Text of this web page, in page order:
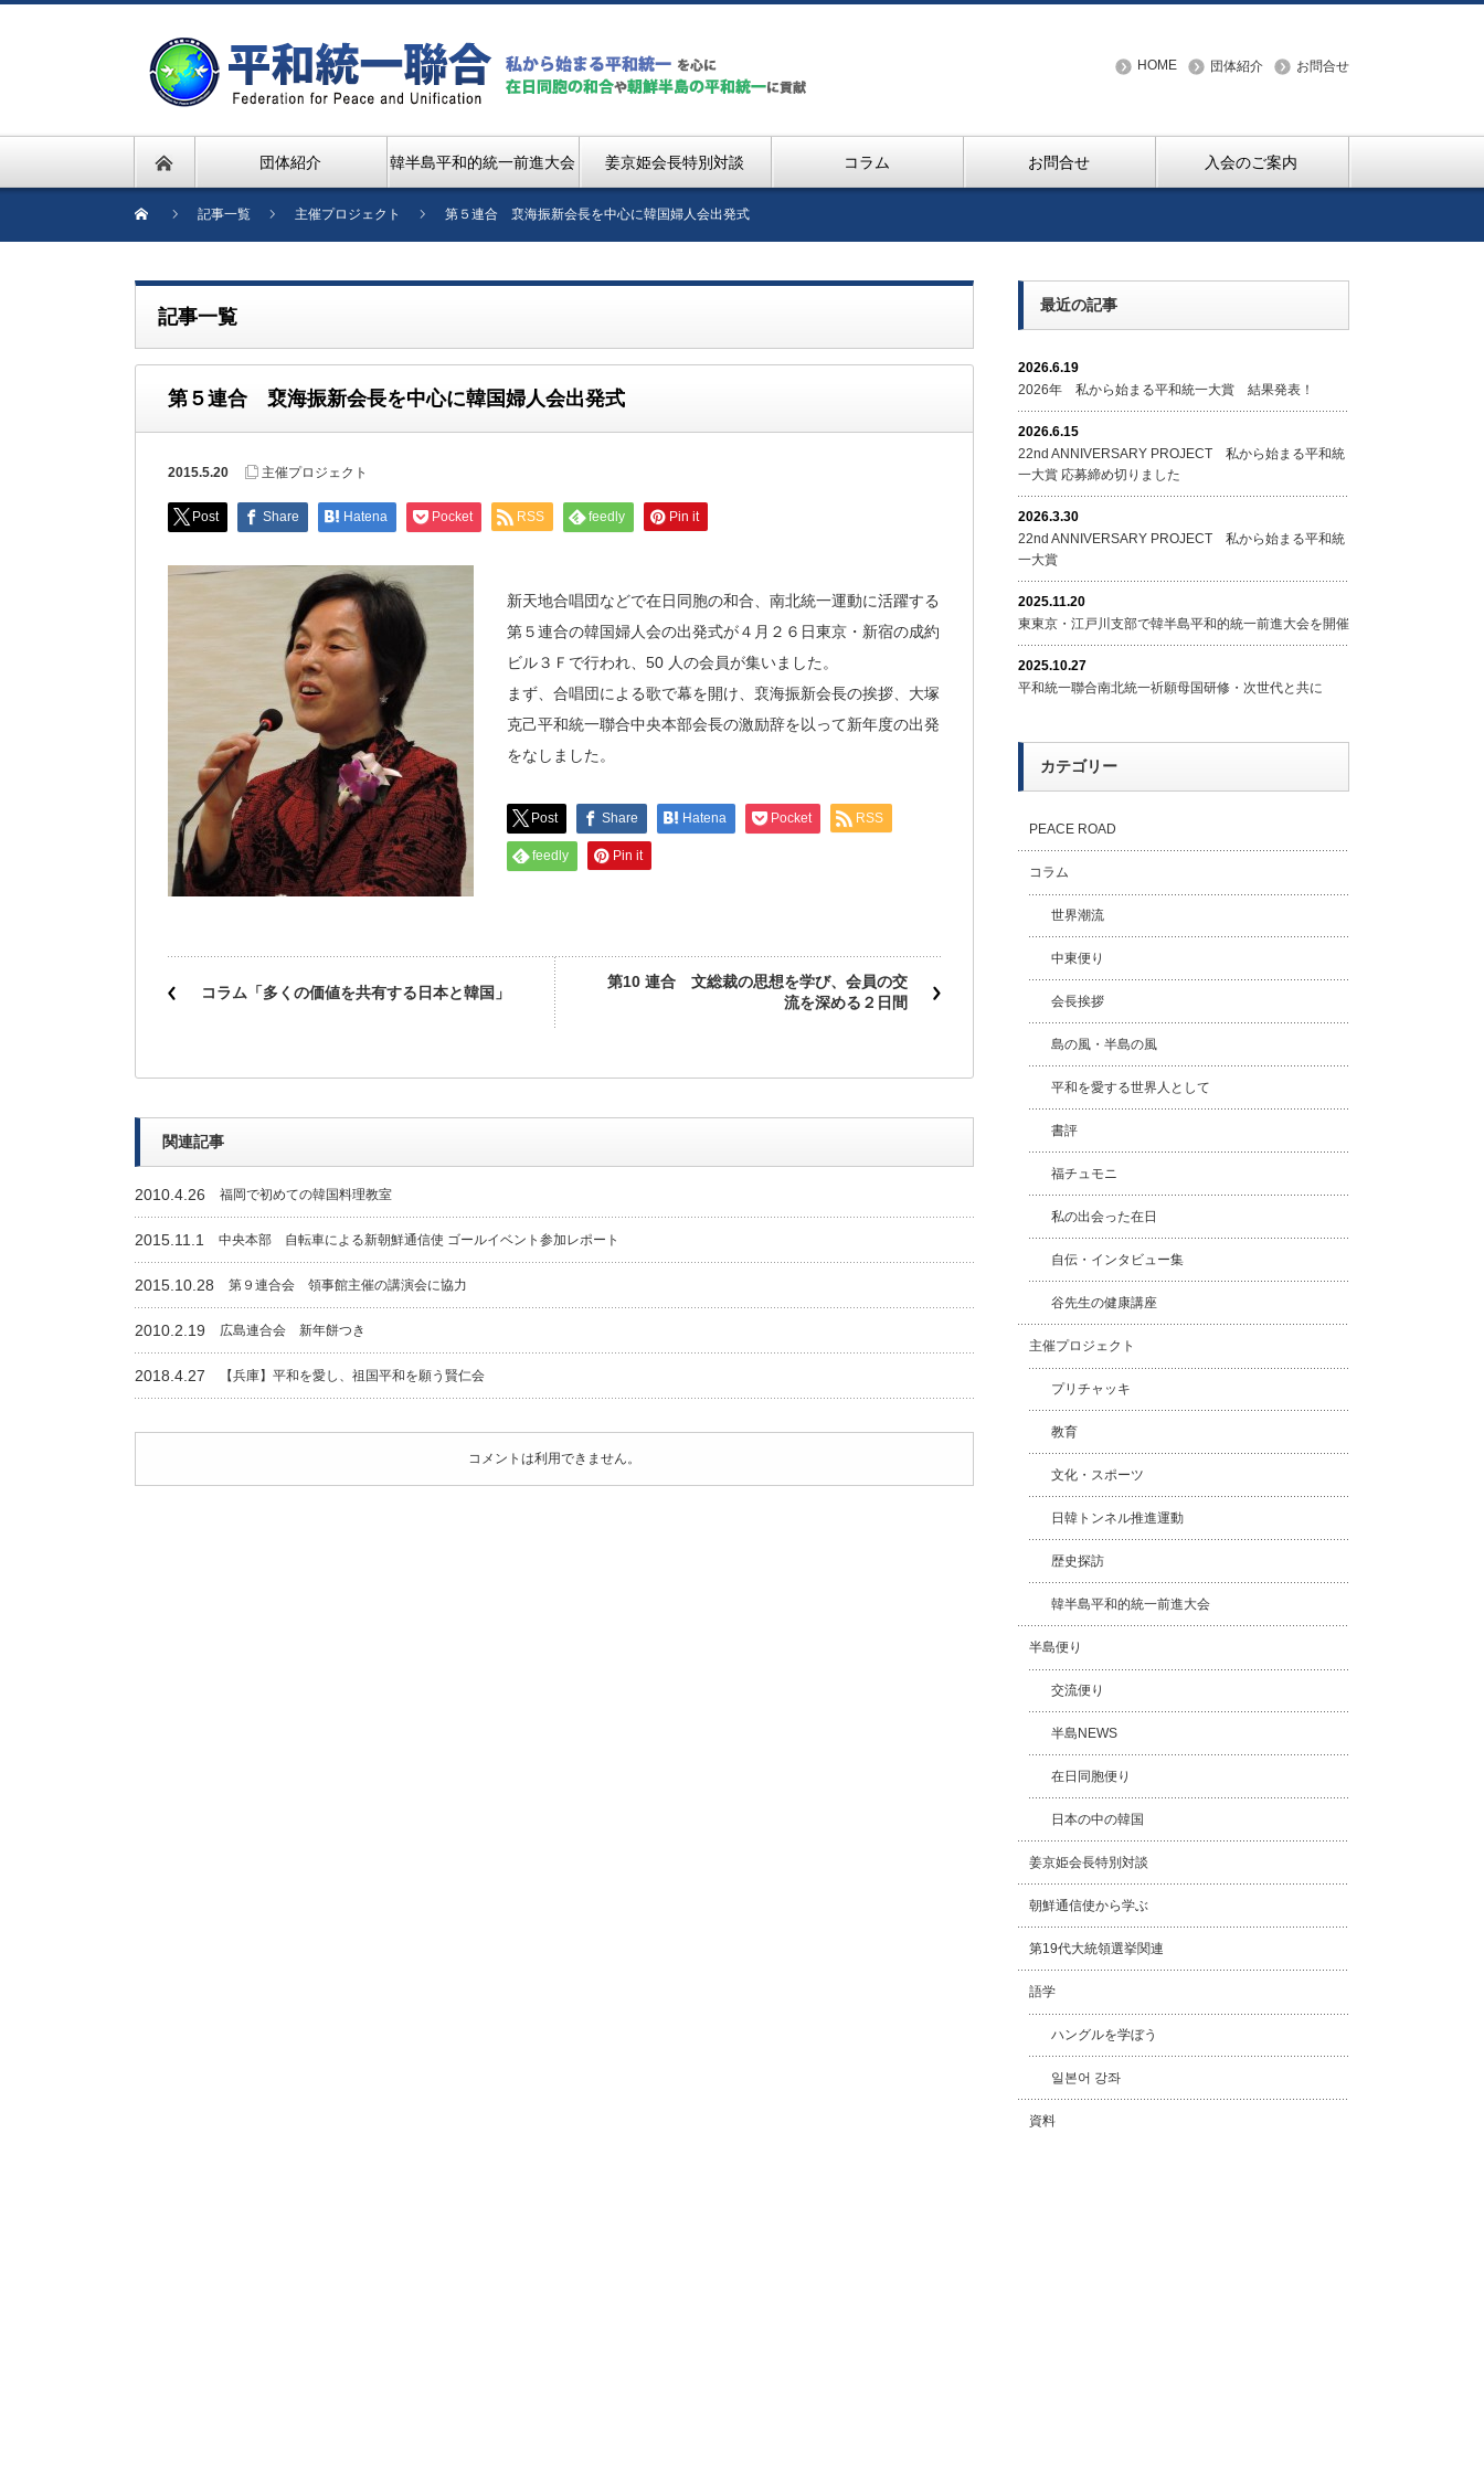
HOME 団体紹介 お問合せ
団体紹介 韓半島平和的統一前進大会 姜京姫会長特別対談 コラム お問合せ 入会のご案内
記事一覧 主催プロジェクト 第５連合 裵海振新会長を中心に韓国婦人会出発式
記事一覧
第５連合 裵海振新会長を中心に韓国婦人会出発式
2015.5.20 主催プロジェクト
Post Share Hatena Pocket RSS feedly Pin it
新天地合唱団などで在日同胞の和合、南北統一運動に活躍する
第５連合の韓国婦人会の出発式が４月２６日東京・新宿の成約
ビル３Ｆで行われ、50 人の会員が集いました。
まず、合唱団による歌で幕を開け、裵海振新会長の挨拶、大塚
克己平和統一聯合中央本部会長の激励辞を以って新年度の出発
をなしました。
Post Share Hatena Pocket RSS
feedly Pin it
コラム「多くの価値を共有する日本と韓国」
第10 連合 文総裁の思想を学び、会員の交
流を深める２日間
関連記事
2010.4.26 福岡で初めての韓国料理教室
2015.11.1 中央本部 自転車による新朝鮮通信使 ゴールイベント参加レポート
2015.10.28 第９連合会 領事館主催の講演会に協力
2010.2.19 広島連合会 新年餅つき
2018.4.27 【兵庫】平和を愛し、祖国平和を願う賢仁会
コメントは利用できません。
最近の記事
2026.6.19
2026年 私から始まる平和統一大賞 結果発表！
2026.6.15
22nd ANNIVERSARY PROJECT 私から始まる平和統
一大賞 応募締め切りました
2026.3.30
22nd ANNIVERSARY PROJECT 私から始まる平和統
一大賞
2025.11.20
東東京・江戸川支部で韓半島平和的統一前進大会を開催
2025.10.27
平和統一聯合南北統一祈願母国研修・次世代と共に
カテゴリー
PEACE ROAD
コラム
世界潮流
中東便り
会長挨拶
島の風・半島の風
平和を愛する世界人として
書評
福チュモニ
私の出会った在日
自伝・インタビュー集
谷先生の健康講座
主催プロジェクト
プリチャッキ
教育
文化・スポーツ
日韓トンネル推進運動
歴史探訪
韓半島平和的統一前進大会
半島便り
交流便り
半島NEWS
在日同胞便り
日本の中の韓国
姜京姫会長特別対談
朝鮮通信使から学ぶ
第19代大統領選挙関連
語学
ハングルを学ぼう
일본어 강좌
資料